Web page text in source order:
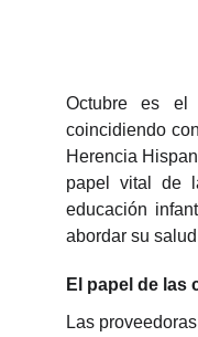
Octubre es el
coincidiendo
Herencia
papel vital de
educación
abordar su
El papel de las
Las